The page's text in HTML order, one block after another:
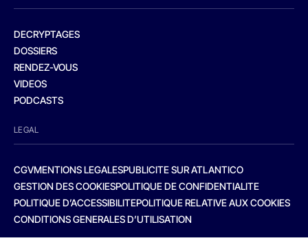
DECRYPTAGES
DOSSIERS
RENDEZ-VOUS
VIDEOS
PODCASTS
LEGAL
CGVMENTIONS LEGALESPUBLICITE SUR ATLANTICO
GESTION DES COOKIESPOLITIQUE DE CONFIDENTIALITE
POLITIQUE D’ACCESSIBILITEPOLITIQUE RELATIVE AUX COOKIES
CONDITIONS GENERALES D’UTILISATION